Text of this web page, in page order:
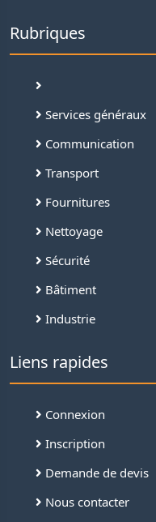
Rubriques
Services généraux
Communication
Transport
Fournitures
Nettoyage
Sécurité
Bâtiment
Industrie
Liens rapides
Connexion
Inscription
Demande de devis
Nous contacter